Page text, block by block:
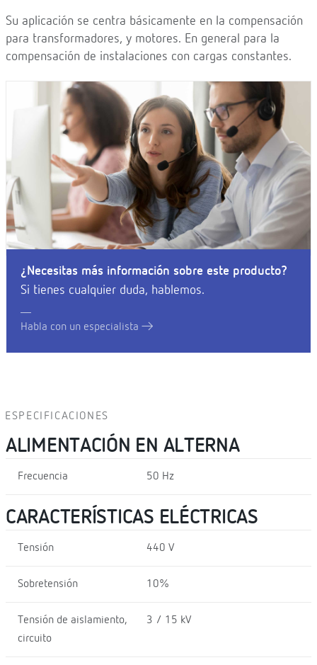
Su aplicación se centra básicamente en la compensación
para transformadores, y motores. En general para la
compensación de instalaciones con cargas constantes.
¿Necesitas más información sobre este producto?
Si tienes cualquier duda, hablemos.
Habla con un especialista
ESPECIFICACIONES
ALIMENTACIÓN EN ALTERNA
Frecuencia 50 Hz
CARACTERÍSTICAS ELÉCTRICAS
Tensión 440 V
Sobretensión 10%
Tensión de aislamiento,
circuito
3 / 15 kV